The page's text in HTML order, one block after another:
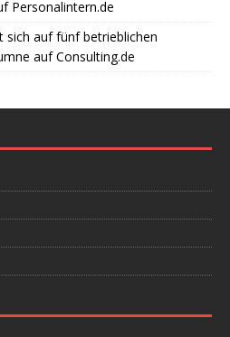
Personalintern.de
sich auf fünf betrieblichen
auf Consulting.de